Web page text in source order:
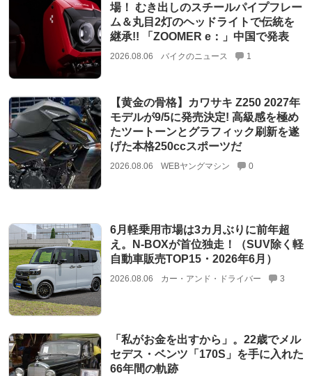
場！ むき出しのスチールパイプフレー
ム＆丸目2灯のヘッドライトで伝統を
継承!! 「ZOOMER e：」中国で発表
2026.08.06 バイクのニュース 1
【黄金の骨格】カワサキ Z250 2027年
モデルが9/5に発売決定! 高級感を極め
たツートーンとグラフィック刷新を遂
げた本格250ccスポーツだ
2026.08.06 WEBヤングマシン 0
6月軽乗用市場は3カ月ぶりに前年超
え。N-BOXが首位独走！（SUV除く軽
自動車販売TOP15・2026年6月）
2026.08.06 カー・アンド・ドライバー 3
「私がお金を出すから」。22歳でメル
セデス・ベンツ「170S」を手に入れた
66年間の軌跡